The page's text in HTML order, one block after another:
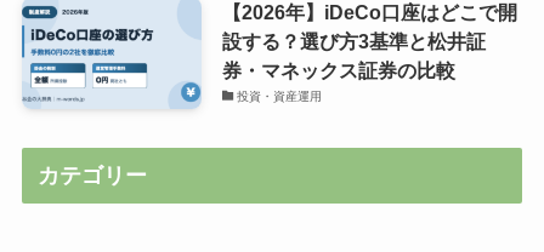
【2026年】iDeCo口座はどこで開
設する？選び方3基準と松井証
券・マネックス証券の比較
投資・資産運用
カテゴリー